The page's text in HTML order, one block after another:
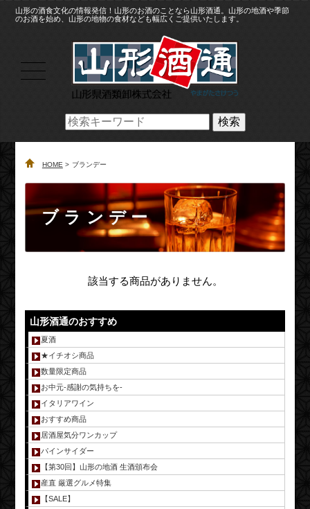
山形の酒食文化の情報発信！山形のお酒のことなら山形酒通。山形の地酒や季節
のお酒を始め、山形の地物の食材なども幅広くご提供いたします。
検索
HOME ブランデー
ブランデー
該当する商品がありません。
山形酒通のおすすめ
夏酒
★イチオシ商品
数量限定商品
お中元-感謝の気持ちを-
イタリアワイン
おすすめ商品
居酒屋気分ワンカップ
パインサイダー
【第30回】山形の地酒 生酒頒布会
産直 厳選グルメ特集
【SALE】